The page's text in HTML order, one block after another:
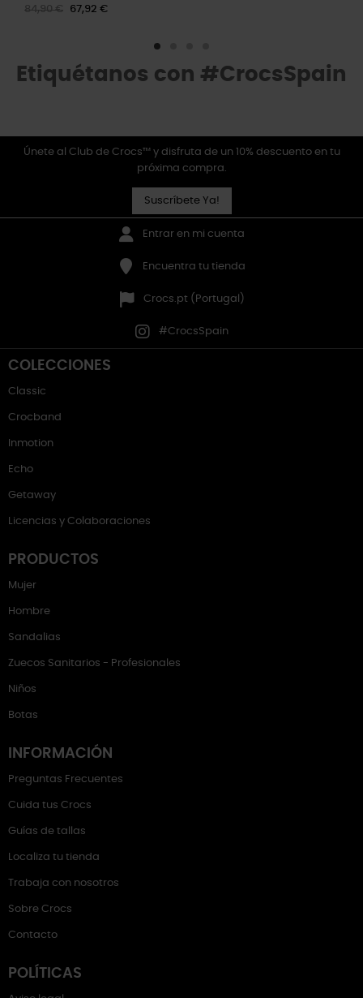
84,90 € 67,92 €
Etiquétanos con #CrocsSpain
Únete al Club de Crocs™ y disfruta de un 10% descuento en tu
próxima compra.
Suscríbete Ya!
Entrar en mi cuenta
Encuentra tu tienda
Crocs.pt (Portugal)
#CrocsSpain
COLECCIONES
Classic
Crocband
Inmotion
Echo
Getaway
Licencias y Colaboraciones
PRODUCTOS
Mujer
Hombre
Sandalias
Zuecos Sanitarios - Profesionales
Niños
Botas
INFORMACIÓN
Preguntas Frecuentes
Cuida tus Crocs
Guías de tallas
Localiza tu tienda
Trabaja con nosotros
Sobre Crocs
Contacto
POLÍTICAS